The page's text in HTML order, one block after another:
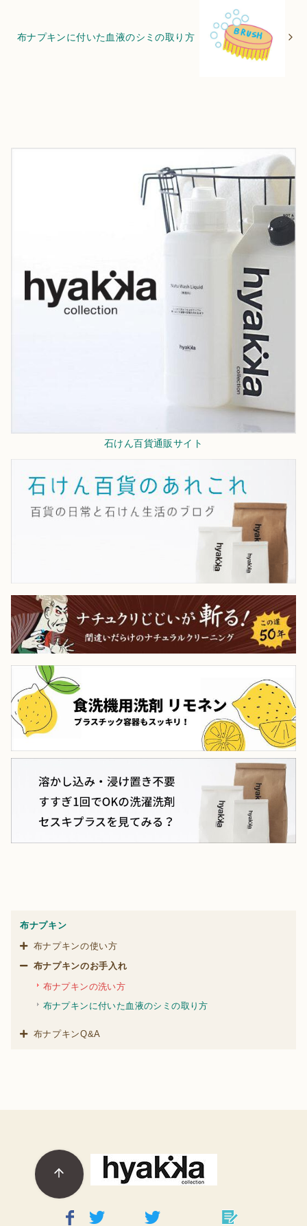
布ナプキンに付いた血液のシミの取り方
石けん百貨通販サイト
布ナプキン
布ナプキンの使い方
布ナプキンのお手入れ
布ナプキンの洗い方
布ナプキンに付いた血液のシミの取り方
布ナプキンQ&A